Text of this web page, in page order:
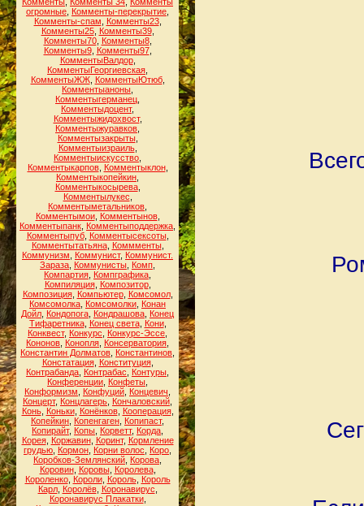
огромные Комменты-перекрытие
Комменты-спам
Комменты23,
Комменты25, Комменты39,
Комменты70, Комменты8,
Комменты9, Комменты97,
КомментыВалдор,
КомментыГеоргиевская
КомментыЖЖ, КомментыЮтюб,
Комментыаноны
Комментыгерманец
Комментыдоцент,
Комментыжидохвост,
Комментыжуравков
Комментызакрыты,
Комментыизраиль,
Комментыискусство
Комментыкарпов, Комментыклон,
Комментыкопейкин
Комментыкосырева,
Комментылукес
Комментыметальников
Комментымои, Комментынов,
Комментыпанк Комментыподдержка
Комментыпуб, Комментысексоты,
Комментытатьяна, Коммменты,
Коммунизм
Коммунист, Коммунист.
Зараза Коммунисты Комп
Компартия Компграфика
Компиляция, Композитор,
Композиция, Компьютер, Комсомол,
Комсомолка Комсомолки Конан
Дойл Кондопога Кондрашова Конец
Тифаретника, Конец света, Кони,
Конквест, Конкурс Конкурс-Эссе
Кононов Конопля Консерватория
Константин Долматов Константинов
Констатация, Конституция,
Контрабанда Контрабас Контуры
Конференции Конфеты
Конформизм
Конфуций Концевич
Концерт, Концлагерь Кончаловский
Конь, Коньки, Конёнков, Кооперация,
Копейкин Копенгаген Копипаст,
Копирайт, Копы Корветт, Корда
Корея, Коржавин, Коринт, Кормление
грудью Кормон Корни волос Коро
Коробков-Землянский Корова
Коровин, Коровы, Королева,
Короленко, Короли, Король, Король
Карл, Королёв, Коронавирус
Коронавирус Плакатки,